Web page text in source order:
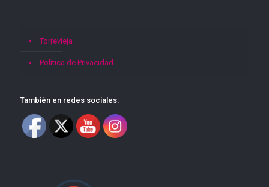
Torrevieja
Política de Privacidad
También en redes sociales: